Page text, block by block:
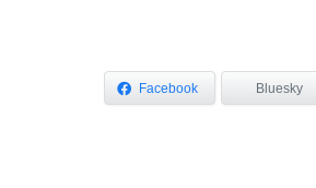
Facebook Bluesky